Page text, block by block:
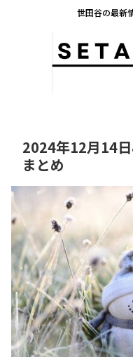
世田谷の最新
2024年12月14
まとめ